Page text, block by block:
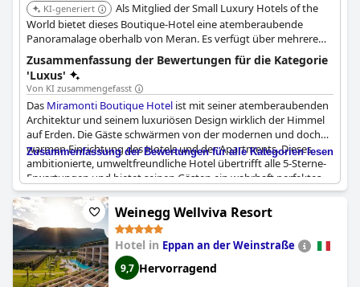
KI-generiert
Als Mitglied der Small Luxury Hotels of the
World bietet dieses Boutique-Hotel eine atemberaubende
Panoramalage oberhalb von Meran. Es verfügt über mehrere
Außenpools, einen umfassenden Spa-Bereich mit verschiedenen
Behandlungen und Saunen sowie ein Fine-Dining-Restaurant
mit außergewöhnlicher Aussicht.
Zusammenfassung der Bewertungen für die Kategorie
'Luxus'
Von KI zusammengefasst
Das Miramonti Boutique Hotel ist mit seiner atemberaubenden
Architektur und seinem luxuriösen Design wirklich der Himmel
auf Erden. Die Gäste schwärmen von der modernen und doch
warmen Einrichtung des Hotels und der Apartments. Dieses
ambitionierte, umweltfreundliche Hotel übertrifft alle 5-Sterne-
Erwartungen und bietet seinen Gästen ein wahrhaft perfektes
Erlebnis. Der Preis mag zwar hoch erscheinen, doch die
Reisenden sind der Meinung, dass sich die Investition für den
hochwertigen Service und die gebotenen Annehmlichkeiten
lohnt. DasMiramonti Boutique Hotel
prachtvollen und unvergesslichen Aufenthalt zu einem
erschwinglichen Preis.
Zusammenfassung der Bewertungen für alle Kategorien lesen
Weinegg Wellviva Resort
Hotel in Eppan an der Weinstraße
9,7 Hervorragend